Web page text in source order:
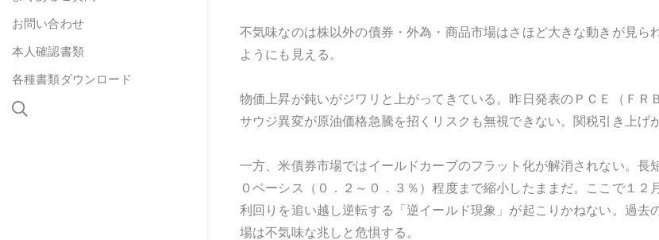
お問い合わせ
本人確認書類
各種書類ダウンロード
不気味なのは株以外の債券・外為・商品市場はさほど大きな動きが見
ようにも見える。
物価上昇が鈍いがジワリと上がってきている。昨日発表のＰＣＥ（Ｆ
サウジ異変が原油価格急騰を招くリスクも無視できない。関税引き上げ
一方、米債券市場ではイールドカーブのフラット化が解消されない。
０ベーシス（０．２～０．３％）程度まで縮小したままだ。ここで１
利回りを追い越し逆転する「逆イールド現象」が起こりかねない。過
場は不気味な兆しと危惧する。